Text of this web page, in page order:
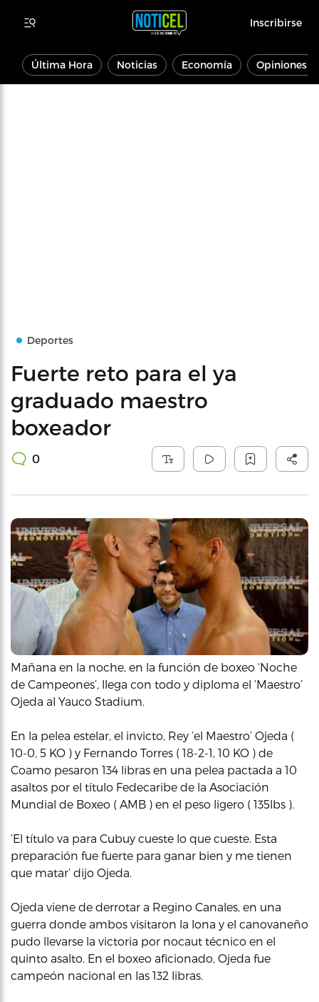
Inscribirse
Última Hora Noticias Economía Opiniones
Deportes
Fuerte reto para el ya
graduado maestro
boxeador
0
Mañana en la noche, en la función de boxeo ‘Noche
de Campeones’, llega con todo y diploma el ‘Maestro’
Ojeda al Yauco Stadium.
En la pelea estelar, el invicto, Rey ‘el Maestro’ Ojeda (
10-0, 5 KO ) y Fernando Torres ( 18-2-1, 10 KO ) de
Coamo pesaron 134 libras en una pelea pactada a 10
asaltos por el título Fedecaribe de la Asociación
Mundial de Boxeo ( AMB ) en el peso ligero ( 135lbs ).
‘El título va para Cubuy cueste lo que cueste. Esta
preparación fue fuerte para ganar bien y me tienen
que matar’ dijo Ojeda.
Ojeda viene de derrotar a Regino Canales, en una
guerra donde ambos visitaron la lona y el canovaneño
pudo llevarse la victoria por nocaut técnico en el
quinto asalto. En el boxeo aficionado, Ojeda fue
campeón nacional en las 132 libras.